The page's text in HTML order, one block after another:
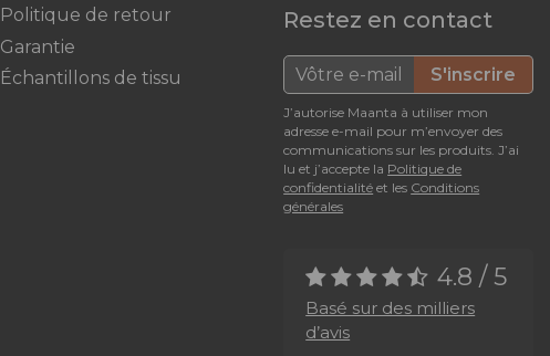
Politique de retour
Garantie
Échantillons de tissu
Restez en contact
S'inscrire
J’autorise Maanta à utiliser mon
adresse e-mail pour m’envoyer des
communications sur les produits. J’ai
lu et j’accepte la Politique de
confidentialité et les Conditions
générales
4.8 / 5
Basé sur des milliers
d’avis